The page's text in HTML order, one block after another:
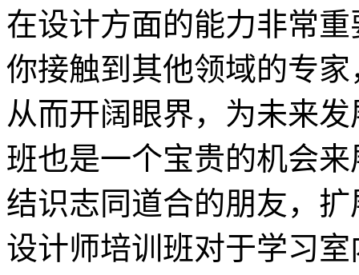
在设计方面的能力非常
你接触到其他领域的专
从而开阔眼界，为未来
班也是一个宝贵的机会
结识志同道合的朋友，
设计师培训班对于学习